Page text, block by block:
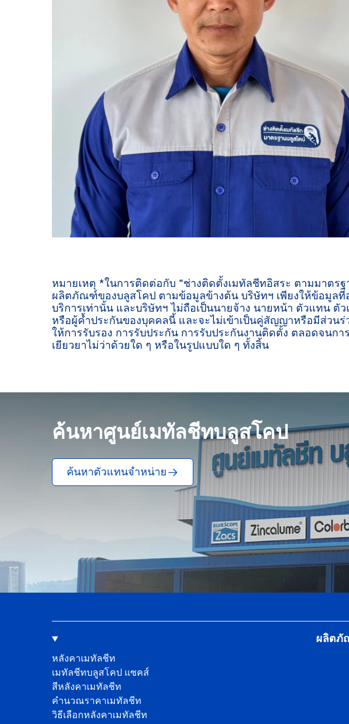
หมายเหตุ *ในการติดต่อกับ “ช่างติดตั้งเมทัลชีทอิสระ ตามมาตร
ผลิตภัณฑ์ของบลูสโคป ตามข้อมูลข้างต้น บริษัทฯ เพียงให้ข้อมูลที่
บริการเท่านั้น และบริษัทฯ ไม่ถือเป็นนายจ้าง นายหน้า ตัวแทน ตั
หรือผู้ค้ำประกันของบุคคลนี้ และจะไม่เข้าเป็นคู่สัญญาหรือมีส่วนร่
ให้การรับรอง การรับประกัน การรับประกันงานติดตั้ง ตลอดจนก
เยียวยาไม่ว่าด้วยใด ๆ หรือในรูปแบบใด ๆ ทั้งสิ้น
ค้นหาศูนย์เมทัลชีทบลูสโคป
ค้นหาตัวแทนจำหน่าย
ผลิตภั
หลังคาเมทัลชีท
เมทัลชีทบลูสโคป แซคส์
สีหลังคาเมทัลชีท
คํานวณราคาเมทัลชีท
วิธีเลือกหลังคาเมทัลชีท